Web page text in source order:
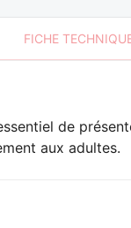
FICHE
de
aux adultes.